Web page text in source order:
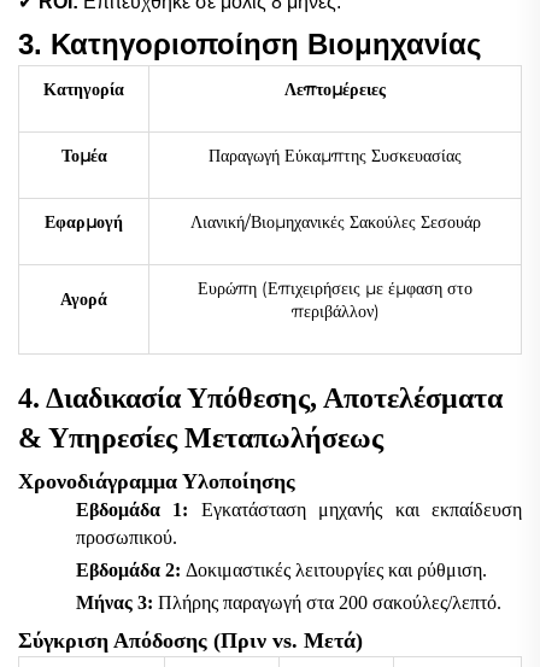
3. Κατηγοριοποίηση Βιομηχανίας
Κατηγορία Λεπτομέρειες
Τομέα Παραγωγή Εύκαμπτης Συσκευασίας
Εφαρμογή Λιανική/Βιομηχανικές Σακούλες Σεσουάρ
Αγορά
Ευρώπη (Επιχειρήσεις με έμφαση στο
περιβάλλον)
4. Διαδικασία Υπόθεσης, Αποτελέσματα
& Υπηρεσίες Μεταπωλήσεως
Χρονοδιάγραμμα Υλοποίησης
Εβδομάδα 1: Εγκατάσταση μηχανής και εκπαίδευση
προσωπικού.
Εβδομάδα 2: Δοκιμαστικές λειτουργίες και ρύθμιση.
Μήνας 3: Πλήρης παραγωγή στα 200 σακούλες/λεπτό.
Σύγκριση Απόδοσης (Πριν vs. Μετά)